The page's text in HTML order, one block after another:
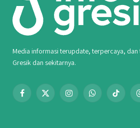
Media informasi terupdate, terpercaya,
Gresik dan sekitarnya.
Facebook
X
InstagramWhatsAppTikTok